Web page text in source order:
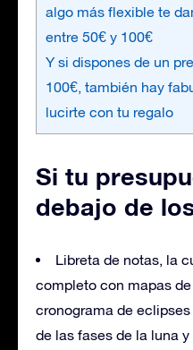
algo más flexible te
entre 50€ y 100€
Y si dispones de un
100€, también hay
lucirte con tu regalo
Si tu
debajo de
Libreta de notas, la
completo con mapas
cronograma de
de las fases de la luna